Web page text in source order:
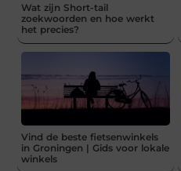
Wat zijn Short-tail
zoekwoorden en hoe werkt
het precies?
Vind de beste fietsenwinkels
in Groningen | Gids voor lokale
winkels